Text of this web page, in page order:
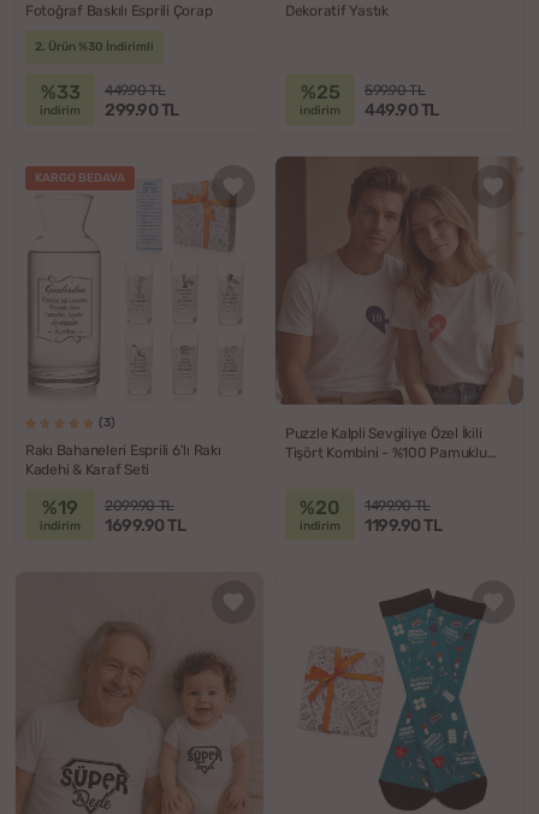
Fotoğraf Baskılı Esprili Çorap
2. Ürün %30 İndirimli
%33
indirim
449.90 TL
299.90 TL
Dekoratif Yastık
%25
indirim
599.90 TL
449.90 TL
KARGO BEDAVA
(3)
Rakı Bahaneleri Esprili 6'lı Rakı
Kadehi & Karaf Seti
%19
indirim
2099.90 TL
1699.90 TL
Puzzle Kalpli Sevgiliye Özel İkili
Tişört Kombini - %100 Pamuklu
%20
indirim
1499.90 TL
1199.90 TL